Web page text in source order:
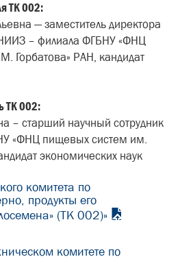
ТК 002:
— заместитель директора
– филиала ФГБНУ «ФНЦ
Горбатова» РАН, кандидат
ТК 002:
– старший научный сотрудник
«ФНЦ пищевых систем им.
экономических наук
комитета по
продукты его
(ТК 002)»
комитете по